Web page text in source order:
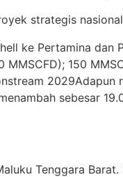
strategis
ke Pertamina
150
sebesar
Tenggara